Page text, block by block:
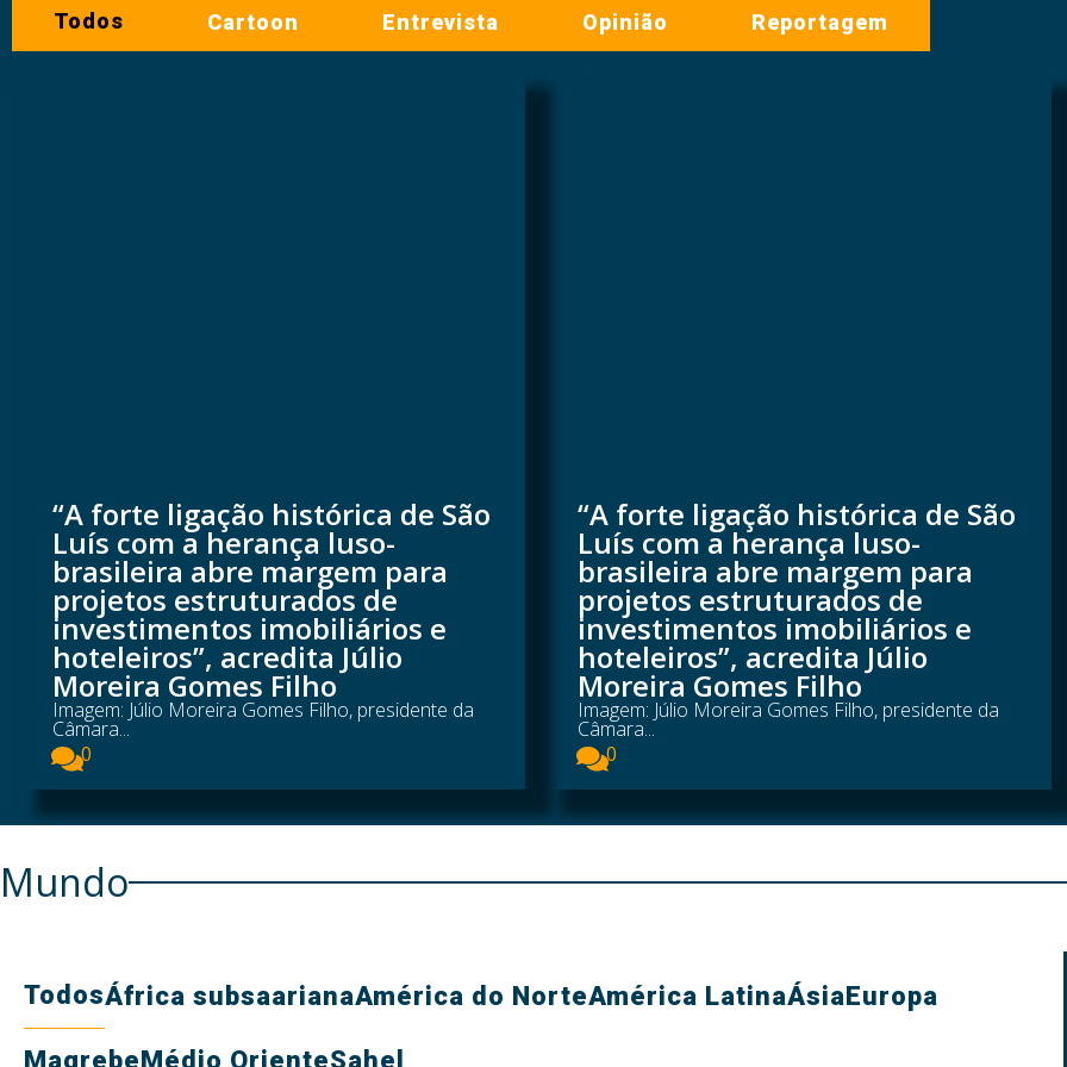
Todos Cartoon Entrevista Opinião Reportagem
“A forte ligação histórica de São
Luís com a herança luso-
brasileira abre margem para
projetos estruturados de
investimentos imobiliários e
hoteleiros”, acredita Júlio
Moreira Gomes Filho
Imagem: Júlio Moreira Gomes Filho, presidente da
Câmara...
0
“A forte ligação histórica de São
Luís com a herança luso-
brasileira abre margem para
projetos estruturados de
investimentos imobiliários e
hoteleiros”, acredita Júlio
Moreira Gomes Filho
Imagem: Júlio Moreira Gomes Filho, presidente da
Câmara...
0
Mundo
TodosÁfrica subsaarianaAmérica do NorteAmérica LatinaÁsiaEuropa
MagrebeMédio OrienteSahel